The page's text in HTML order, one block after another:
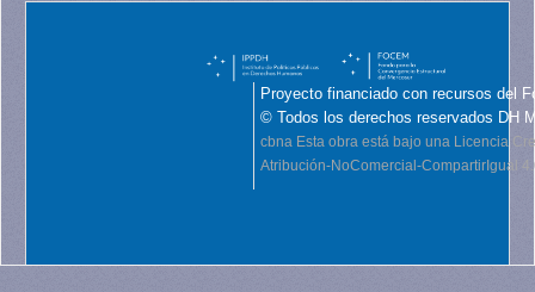
Proyecto financiado con recursos del
© Todos los derechos reservados DH
cbna Esta obra está bajo una Licencia
Atribución-NoComercial-CompartirIgual